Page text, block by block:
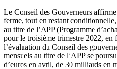
Le Conseil des Gouverneurs
ferme, tout en restant conditionnelle,
au titre de l’APP (Programme
pour le troisième trimestre 2022, en
l’évaluation du Conseil des
mensuels au titre de l’APP se
d’euros en avril, de 30 milliards en